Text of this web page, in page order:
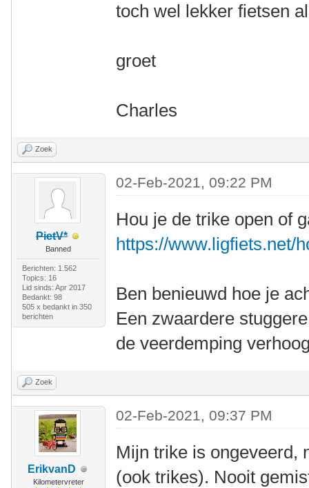
toch wel lekker fietsen
groet
Charles
Zoek
PietV*
Banned
Berichten: 1.562
Topics: 16
Lid sinds: Apr 2017
Bedankt: 98
505 x bedankt in 350
berichten
02-Feb-2021, 09:22 PM
Hou je de trike open of
https://www.ligfiets.net/
Ben benieuwd hoe je
Een zwaardere
de veerdemping
Zoek
ErikvanD
Kilometervreter
02-Feb-2021, 09:37 PM
Mijn trike is ongeveerd,
(ook trikes). Nooit